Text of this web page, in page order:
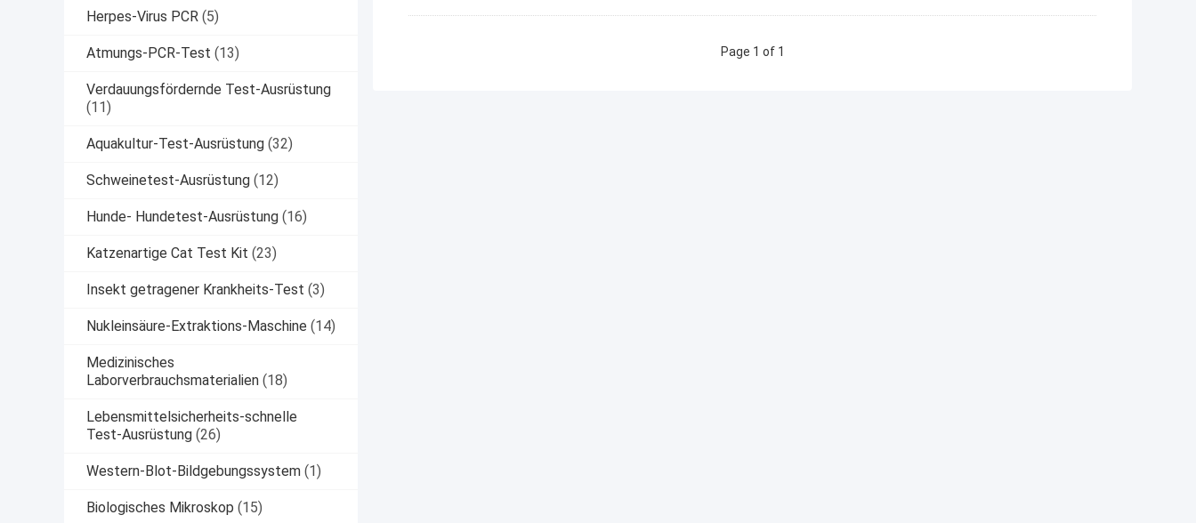
Herpes-Virus PCR (5)
Atmungs-PCR-Test (13)
Verdauungsfördernde Test-Ausrüstung
(11)
Aquakultur-Test-Ausrüstung (32)
Schweinetest-Ausrüstung (12)
Hunde- Hundetest-Ausrüstung (16)
Katzenartige Cat Test Kit (23)
Insekt getragener Krankheits-Test (3)
Nukleinsäure-Extraktions-Maschine (14)
Medizinisches
Laborverbrauchsmaterialien (18)
Lebensmittelsicherheits-schnelle
Test-Ausrüstung (26)
Western-Blot-Bildgebungssystem (1)
Biologisches Mikroskop (15)
Page 1 of 1